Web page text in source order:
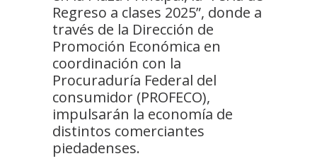
Regreso a clases 2025”, donde a
través de la Dirección de
Promoción Económica en
coordinación con la
Procuraduría Federal del
consumidor (PROFECO),
impulsarán la economía de
distintos comerciantes
piedadenses.